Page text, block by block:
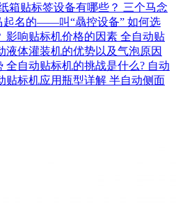
箱贴标签设备有哪些？ 三个马念
起名的——叫“骉控设备” 如何选
影响贴标机价格的因素 全自动贴
液体灌装机的优势以及气泡原因
全自动贴标机的挑战是什么? 自动
贴标机应用瓶型详解 半自动侧面